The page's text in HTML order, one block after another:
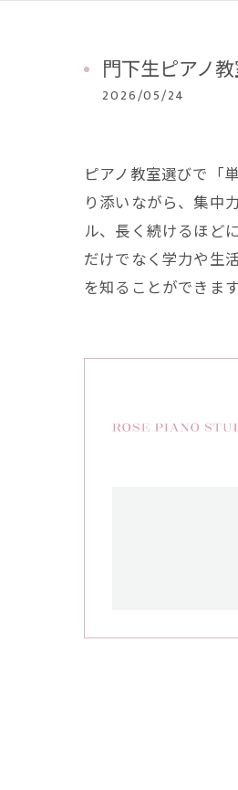
門下生ピアノ
2026/05/24
ピアノ教室選びで「
り添いながら、集中
ル、長く続けるほど
だけでなく学力や生
を知ることができます